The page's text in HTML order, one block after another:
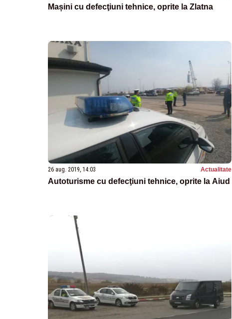
Mașini cu defecţiuni tehnice, oprite la Zlatna
26 aug. 2019, 14:03 Actualitate
Autoturisme cu defecţiuni tehnice, oprite la Aiud